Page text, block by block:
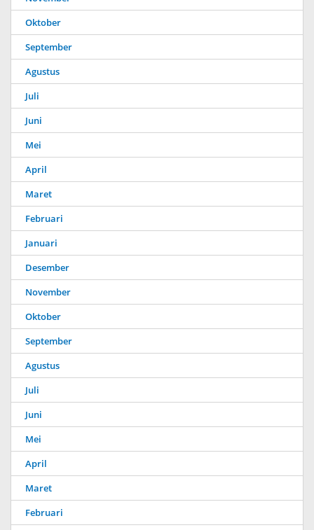
Oktober
September
Agustus
Juli
Juni
Mei
April
Maret
Februari
Januari
Desember
November
Oktober
September
Agustus
Juli
Juni
Mei
April
Maret
Februari